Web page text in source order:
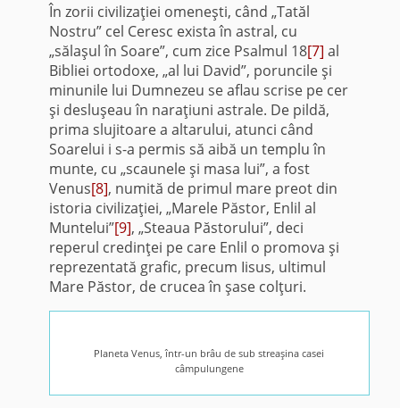
În zorii civilizaţiei omeneşti, când „Tatăl
Nostru” cel Ceresc exista în astral, cu
„sălaşul în Soare”, cum zice Psalmul 18[7] al
Bibliei ortodoxe, „al lui David”, poruncile şi
minunile lui Dumnezeu se aflau scrise pe cer
şi desluşeau în naraţiuni astrale. De pildă,
prima slujitoare a altarului, atunci când
Soarelui i s-a permis să aibă un templu în
munte, cu „scaunele şi masa lui”, a fost
Venus[8], numită de primul mare preot din
istoria civilizaţiei, „Marele Păstor, Enlil al
Muntelui”[9], „Steaua Păstorului”, deci
reperul credinţei pe care Enlil o promova şi
reprezentată grafic, precum Iisus, ultimul
Mare Păstor, de crucea în şase colţuri.
Planeta Venus, într-un brâu de sub streaşina casei
câmpulungene